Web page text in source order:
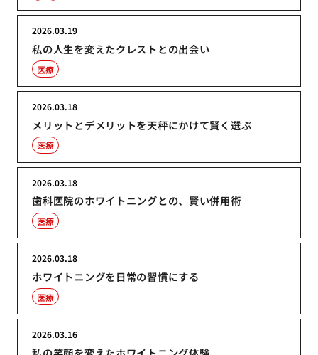
私の人生を変えたクレストとの出会い
2026.03.19
医療
メリットとデメリットを天秤にかけて賢く選ぶ
2026.03.18
医療
歯科医院のホワイトニングとの、賢い併用術
2026.03.18
医療
ホワイトニングを日常の習慣にする
2026.03.18
医療
2026.03.16